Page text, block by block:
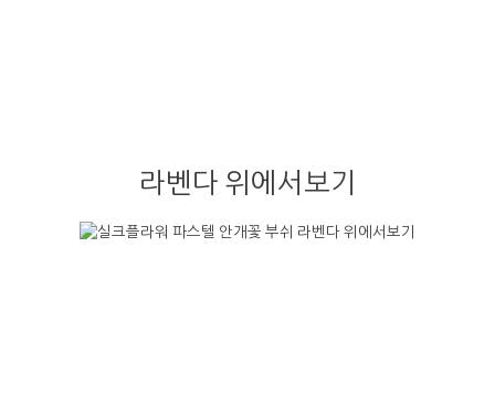
라벤다 위에서보기